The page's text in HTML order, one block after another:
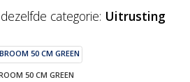
categorie: Uitrusting
50 CM GREEN